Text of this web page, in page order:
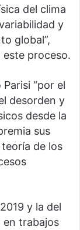
del clima
y
global”,
este proceso.
“por el
desorden y
desde la
sus
de los
y la del
en trabajos